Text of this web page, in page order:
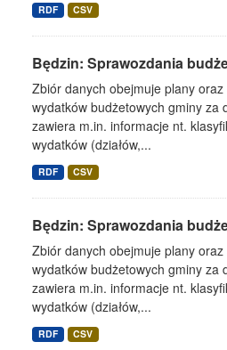
RDF CSV
Będzin: Sprawozdania
Zbiór danych obejmuje plany
wydatków budżetowych gminy za
zawiera m.in. informacje nt.
wydatków (działów,...
RDF CSV
Będzin: Sprawozdania
Zbiór danych obejmuje plany
wydatków budżetowych gminy za
zawiera m.in. informacje nt.
wydatków (działów,...
RDF CSV